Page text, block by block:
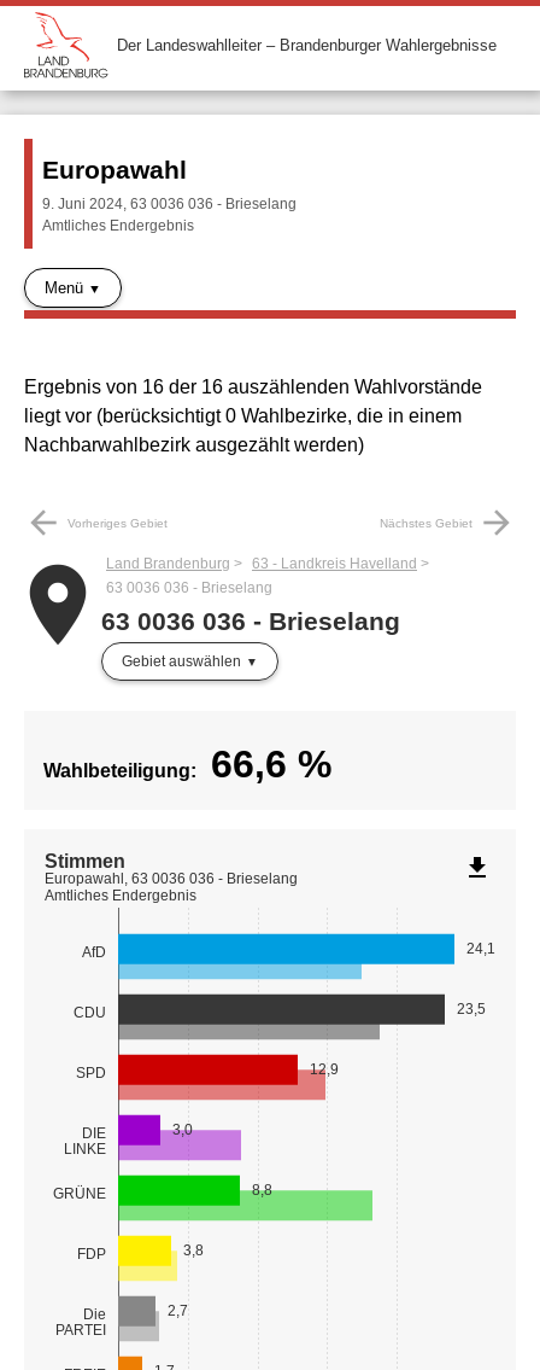
Der Landeswahlleiter – Brandenburger Wahlergebnisse
Europawahl
9. Juni 2024, 63 0036 036 - Brieselang
Amtliches Endergebnis
Menü
Ergebnis von 16 der 16 auszählenden Wahlvorstände
liegt vor (berücksichtigt 0 Wahlbezirke, die in einem
Nachbarwahlbezirk ausgezählt werden)
arrow_back Vorheriges Gebiet Nächstes Gebiet arrow_forward
placeLand Brandenburg
63 - Landkreis Havelland
63 0036 036 - Brieselang
63 0036 036 - Brieselang
Gebiet auswählen
Wahlbeteiligung: 66,6 %
AfD
CDU
SPD
DIE
LINKE
GRÜNE
FDP
Die
PARTEI
24,1
23,5
12,9
3,0
8,8
3,8
2,7
Stimmen
Europawahl, 63 0036 036 - Brieselang
Amtliches Endergebnis
file_download